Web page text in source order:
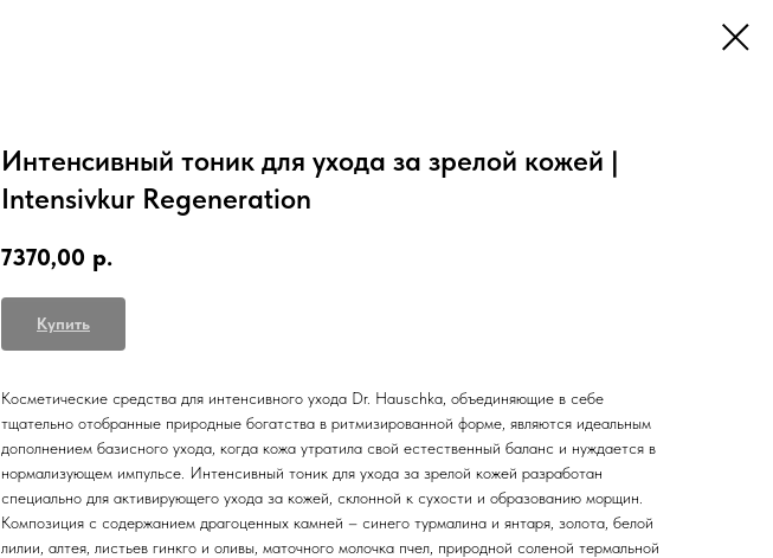
Интенсивный тоник для ухода за зрелой кожей |
Intensivkur Regeneration
7370,00 р.
Купить
Косметические средства для интенсивного ухода Dr. Hauschka, объединяющие в себе
тщательно отобранные природные богатства в ритмизированной форме, являются идеальным
дополнением базисного ухода, когда кожа утратила свой естественный баланс и нуждается в
нормализующем импульсе. Интенсивный тоник для ухода за зрелой кожей разработан
специально для активирующего ухода за кожей, склонной к сухости и образованию морщин.
Композиция с содержанием драгоценных камней – синего турмалина и янтаря, золота, белой
лилии, алтея, листьев гинкго и оливы, маточного молочка пчел, природной соленой термальной